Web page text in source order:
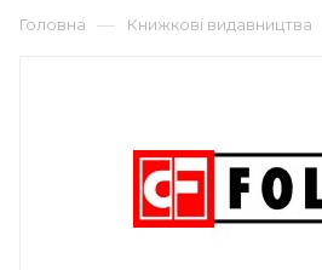
Головна — Книжкові видавництва